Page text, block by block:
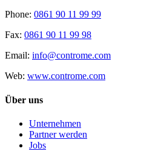
Phone: 0861 90 11 99 99
Fax: 0861 90 11 99 98
Email: info@controme.com
Web: www.controme.com
Über uns
Unternehmen
Partner werden
Jobs